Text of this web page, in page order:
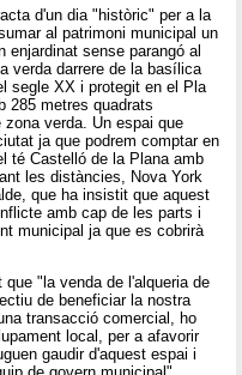
d'un dia "històric" per a la
al patrimoni municipal un
enjardinat sense parangó al
verda darrere de la basílica
segle XX i protegit en el Pla
285 metres quadrats
zona verda. Un espai que
ja que podrem comptar en
té Castelló de la Plana amb
les distàncies, Nova York
que ha insistit que aquest
amb cap de les parts i
municipal ja que es cobrirà
"la venda de l'alqueria de
de beneficiar la nostra
transacció comercial, ho
local, per a afavorir
gaudir d'aquest espai i